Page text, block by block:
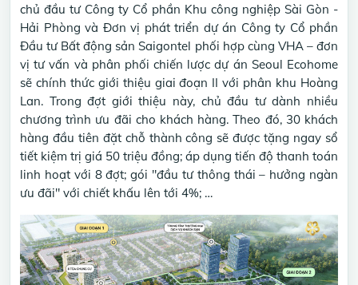
chủ đầu tư Công ty Cổ phần Khu công nghiệp Sài Gòn -
Hải Phòng và Đơn vị phát triển dự án Công ty Cổ phần
Đầu tư Bất động sản Saigontel phối hợp cùng VHA – đơn
vị tư vấn và phân phối chiến lược dự án Seoul Ecohome
sẽ chính thức giới thiệu giai đoạn II với phân khu Hoàng
Lan. Trong đợt giới thiệu này, chủ đầu tư dành nhiều
chương trình ưu đãi cho khách hàng. Theo đó, 30 khách
hàng đầu tiên đặt chỗ thành công sẽ được tặng ngay sổ
tiết kiệm trị giá 50 triệu đồng; áp dụng tiến độ thanh toán
linh hoạt với 8 đợt; gói "đầu tư thông thái – hưởng ngàn
ưu đãi" với chiết khấu lên tới 4%; …